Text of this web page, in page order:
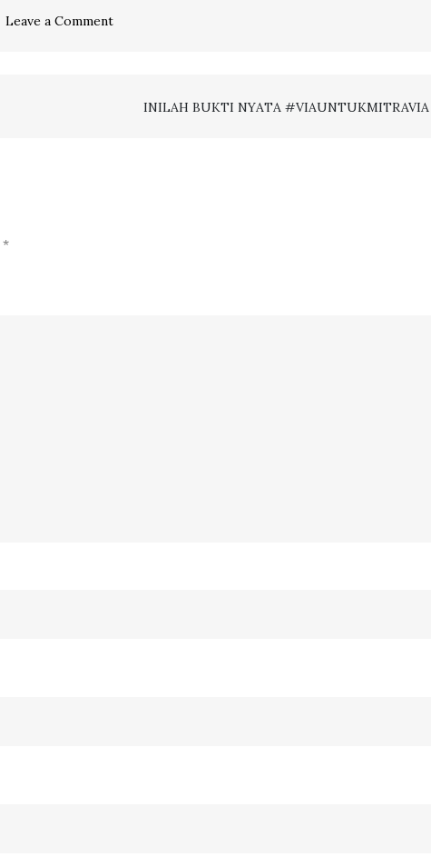
Leave a Commenton
INILAH BUKTI NYATA #VIAUNTUKMITRAVIA
*